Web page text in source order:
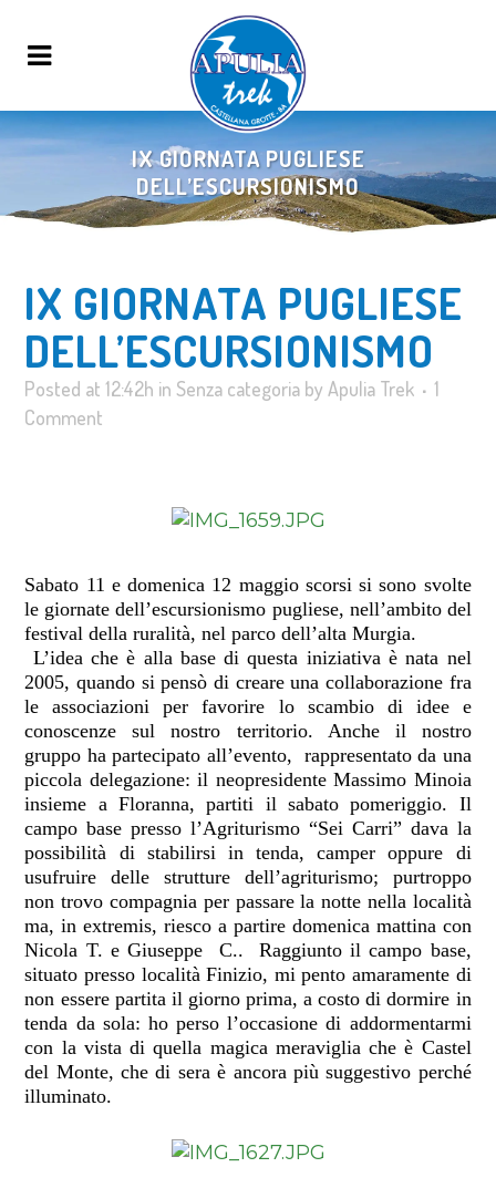
IX GIORNATA PUGLIESE
DELL’ESCURSIONISMO
IX GIORNATA PUGLIESE
DELL’ESCURSIONISMO
Posted at 12:42h in Senza categoria byApulia Trek
1
Comment
Sabato 11 e domenica 12 maggio scorsi si sono svolte
le giornate dell’escursionismo pugliese, nell’ambito del
festival della ruralità, nel parco dell’alta Murgia.
L’idea che è alla base di questa iniziativa è nata nel
2005, quando si pensò di creare una collaborazione fra
le associazioni per favorire lo scambio di idee e
conoscenze sul nostro territorio. Anche il nostro
gruppo ha partecipato all’evento, rappresentato da una
piccola delegazione: il neopresidente Massimo Minoia
insieme a Floranna, partiti il sabato pomeriggio. Il
campo base presso l’Agriturismo “Sei Carri” dava la
possibilità di stabilirsi in tenda, camper oppure di
usufruire delle strutture dell’agriturismo; purtroppo
non trovo compagnia per passare la notte nella località
ma, in extremis, riesco a partire domenica mattina con
Nicola T. e Giuseppe
C..
Raggiunto il campo base,
situato presso località Finizio, mi pento amaramente di
non essere partita il giorno prima, a costo di dormire in
tenda da sola: ho perso l’occasione di addormentarmi
con la vista di quella magica meraviglia che è Castel
del Monte, che di sera è ancora più suggestivo perché
illuminato.